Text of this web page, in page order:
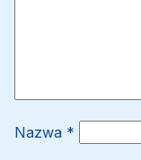
Nazwa *